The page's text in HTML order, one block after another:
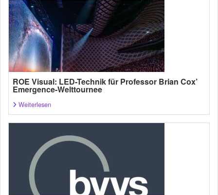
ROE Visual: LED-Technik für Professor Brian Cox’
Emergence-Welttournee
Weiterlesen